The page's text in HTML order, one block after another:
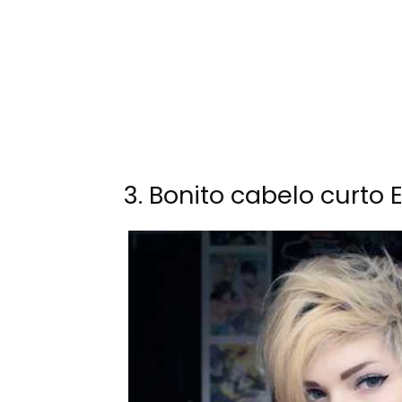
3. Bonito cabelo curto